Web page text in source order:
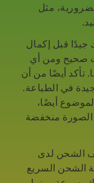
مثل
قبل إكمال
صحيح ومن أي
تأكد أيضًا من أن
في الطباعة.
أيضًا،
الصورة منخفضة
الشحن لدى
الشحن السريع